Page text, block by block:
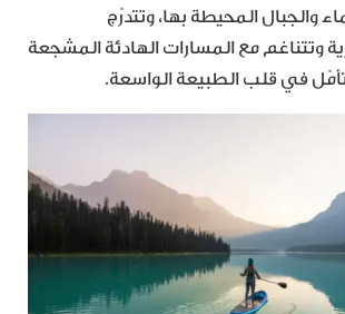
والجبال المحيطة بها، وتتدرّج
وتتناغم مع المسارات الهادئة المشجعة
في قلب الطبيعة الواسعة.